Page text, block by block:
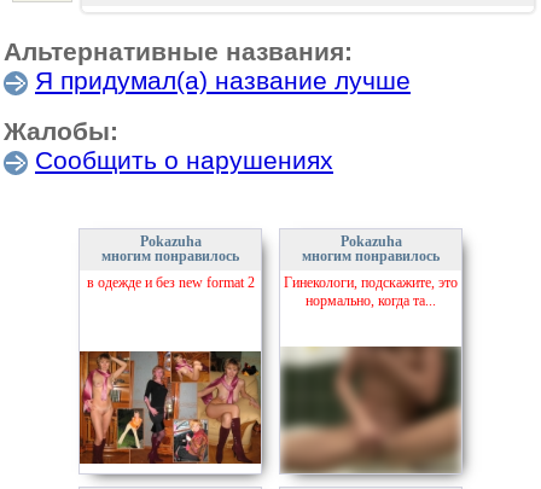
Альтернативные названия:
Я придумал(а) название лучше
Жалобы:
Сообщить о нарушениях
Pokazuha
многим понравилось
в одежде и без new format 2
Pokazuha
многим понравилось
Гинекологи, подскажите, это
нормально, когда та...